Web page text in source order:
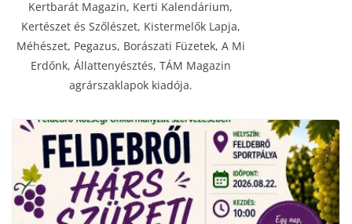
Kertbarát Magazin, Kerti Kalendárium,
Kertészet és Szőlészet, Kistermelők Lapja,
Méhészet, Pegazus, Borászati Füzetek, A Mi
Erdőnk, Állattenyésztés, TÁM Magazin
agrárszaklapok kiadója.